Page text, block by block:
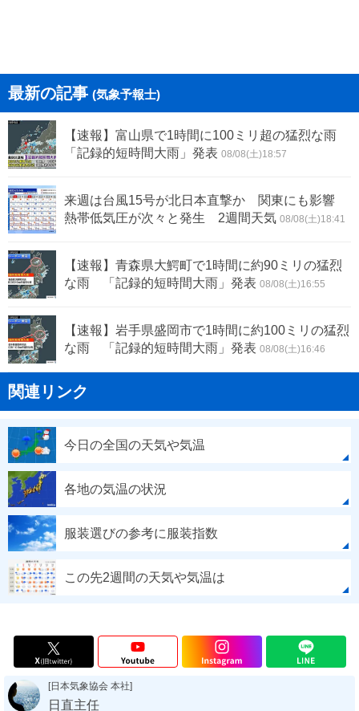
最新の記事 (気象予報士)
【速報】富山県で1時間に100ミリ超の猛烈な雨
「記録的短時間大雨」発表 08/08(土)18:57
来週は台風15号が北日本直撃か 関東にも影響
熱帯低気圧が次々と発生 2週間天気 08/08(土)18:41
【速報】青森県大鰐町で1時間に約90ミリの猛烈
な雨 「記録的短時間大雨」発表 08/08(土)16:55
【速報】岩手県盛岡市で1時間に約100ミリの猛烈
な雨 「記録的短時間大雨」発表 08/08(土)16:46
関連リンク
今日の全国の天気や気温
各地の気温の状況
服装選びの参考に服装指数
この先2週間の天気や気温は
[日本気象協会 本社]
日直主任